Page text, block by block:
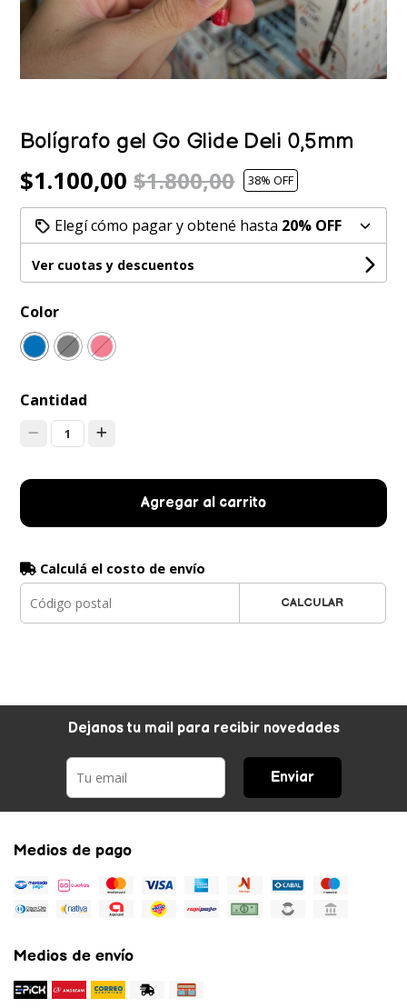
Bolígrafo gel Go Glide Deli 0,5mm
$1.100,00$1.800,00 38% OFF
Elegí cómo pagar y obtené hasta 20% OFF
Ver cuotas y descuentos
Color
Cantidad
1
Agregar al carrito
Calculá el costo de envío
CALCULAR
Dejanos tu mail para recibir novedades
Enviar
Medios de pago
Medios de envío